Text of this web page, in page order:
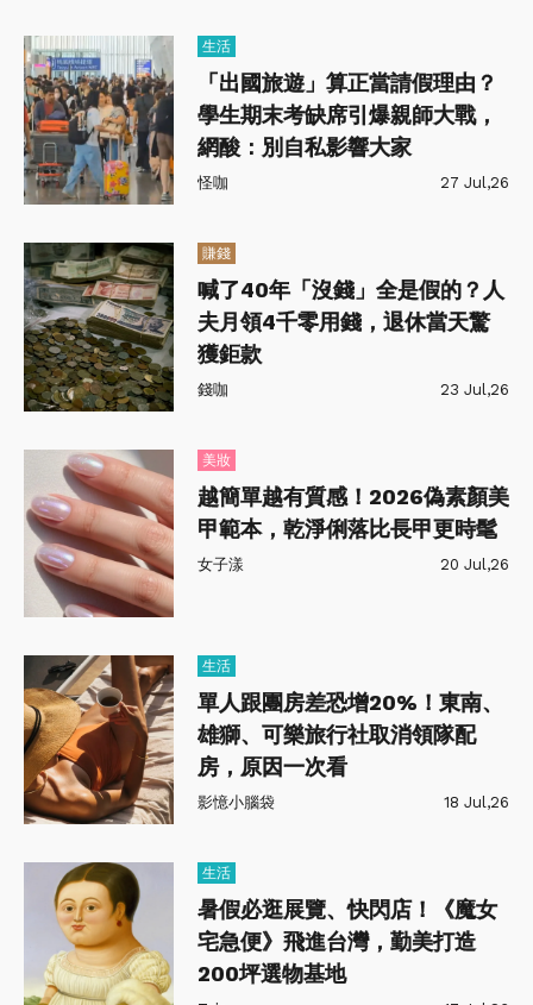
生活
「出國旅遊」算正當請假理由？
學生期末考缺席引爆親師大戰，
網酸：別自私影響大家
怪咖 27 Jul,26
賺錢
喊了40年「沒錢」全是假的？人
夫月領4千零用錢，退休當天驚
獲鉅款
錢咖 23 Jul,26
美妝
越簡單越有質感！2026偽素顏美
甲範本，乾淨俐落比長甲更時髦
女子漾 20 Jul,26
生活
單人跟團房差恐增20%！東南、
雄獅、可樂旅行社取消領隊配
房，原因一次看
影憶小腦袋 18 Jul,26
生活
暑假必逛展覽、快閃店！《魔女
宅急便》飛進台灣，勤美打造
200坪選物基地